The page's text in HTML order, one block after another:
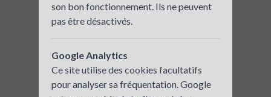
son bon fonctionnement. Ils ne peuvent
pas être désactivés.
Google Analytics
Ce site utilise des cookies facultatifs
pour analyser sa fréquentation. Google